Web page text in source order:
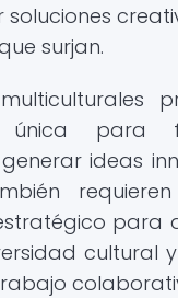
surjan.
única para
ideas
para
cultural